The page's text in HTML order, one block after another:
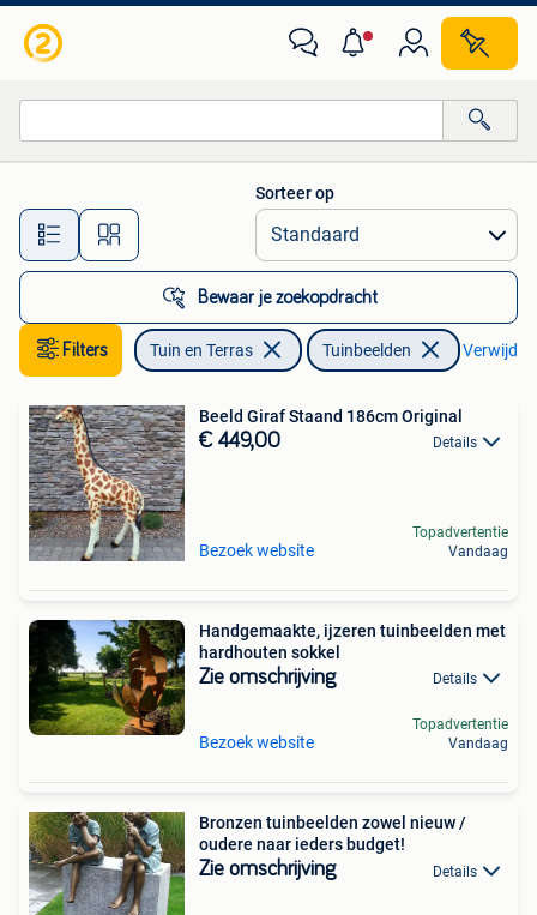
Alle afstanden…
Sorteer op
Bewaar je zoekopdracht
Filters Tuin en Terras Tuinbeelden Verwijder
Beeld Giraf Staand 186cm Original
€ 449,00 Details
Bezoek website
Topadvertentie
Vandaag
Handgemaakte, ijzeren tuinbeelden met
hardhouten sokkel
Zie omschrijving Details
Bezoek website
Topadvertentie
Vandaag
Bronzen tuinbeelden zowel nieuw /
oudere naar ieders budget!
Zie omschrijving Details